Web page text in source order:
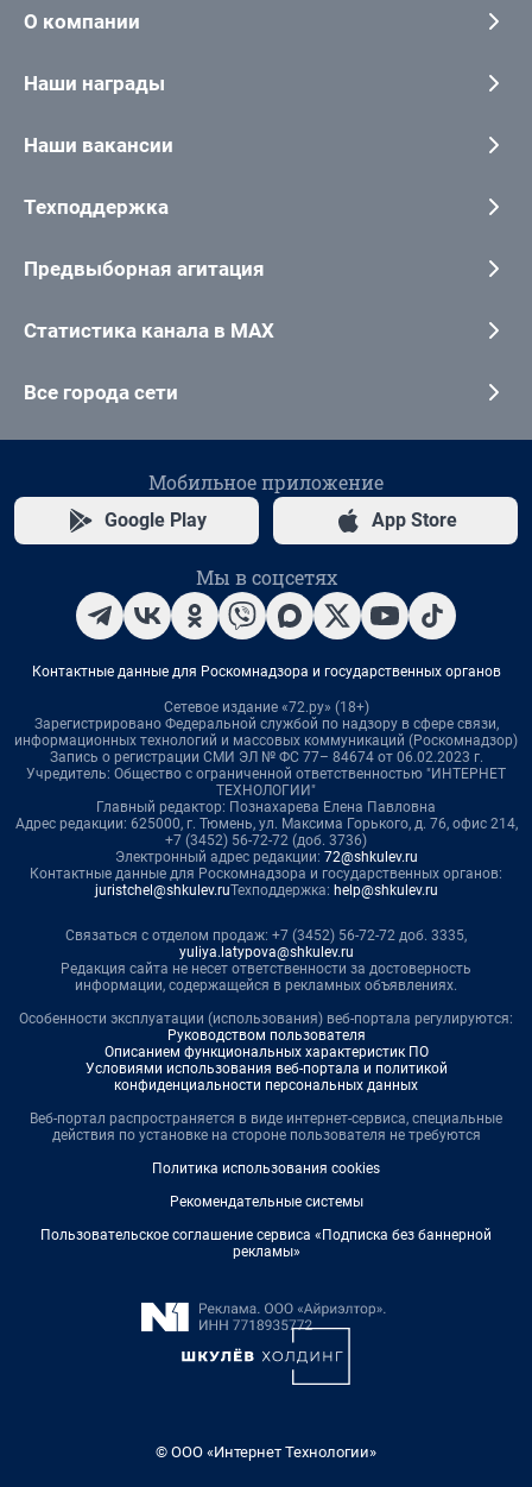
О компании
Наши награды
Наши вакансии
Техподдержка
Предвыборная агитация
Статистика канала в MAX
Все города сети
Мобильное приложение
Google Play App Store
Мы в соцсетях
Контактные данные для Роскомнадзора и государственных органов
Сетевое издание «72.ру» (18+)
Зарегистрировано Федеральной службой по надзору в сфере связи,
информационных технологий и массовых коммуникаций (Роскомнадзор)
Запись о регистрации СМИ ЭЛ № ФС 77– 84674 от 06.02.2023 г.
Учредитель: Общество с ограниченной ответственностью "ИНТЕРНЕТ
ТЕХНОЛОГИИ"
Главный редактор: Познахарева Елена Павловна
Адрес редакции: 625000, г. Тюмень, ул. Максима Горького, д. 76, офис 214,
+7 (3452) 56-72-72 (доб. 3736)
Электронный адрес редакции: 72@shkulev.ru
Контактные данные для Роскомнадзора и государственных органов:
juristchel@shkulev.ruТехподдержка: help@shkulev.ru
Связаться с отделом продаж: +7 (3452) 56-72-72 доб. 3335,
yuliya.latypova@shkulev.ru
Редакция сайта не несет ответственности за достоверность
информации, содержащейся в рекламных объявлениях.
Особенности эксплуатации (использования) веб-портала регулируются:
Руководством пользователя
Описанием функциональных характеристик ПО
Условиями использования веб-портала и политикой
конфиденциальности персональных данных
Веб-портал распространяется в виде интернет-сервиса, специальные
действия по установке на стороне пользователя не требуются
Политика использования cookies
Рекомендательные системы
Пользовательское соглашение сервиса «Подписка без баннерной
рекламы»
© ООО «Интернет Технологии»